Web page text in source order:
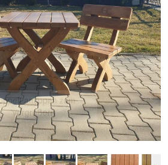
antippen zum
vergrößern